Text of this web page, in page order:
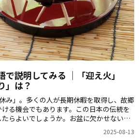
で説明してみる ｜「迎え火」
」は？
み」。多くの人が長期休暇を取得し、故郷
る機会でもあります。この日本の伝統を
らよいでしょうか。お盆に欠かせない
2025-08-13